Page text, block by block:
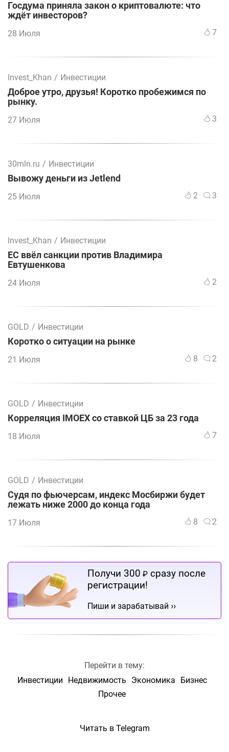
Госдума приняла закон о криптовалюте: что
ждёт инвесторов?
28 Июля 7
Invest_Khan / Инвестиции
Доброе утро, друзья! Коротко пробежимся по
рынку.
27 Июля 3
30mln.ru / Инвестиции
Вывожу деньги из Jetlend
25 Июля 2 3
Invest_Khan / Инвестиции
ЕС ввёл санкции против Владимира
Евтушенкова
24 Июля 2
GOLD / Инвестиции
Коротко о ситуации на рынке
21 Июля 8 2
GOLD / Инвестиции
Корреляция IMOEX со ставкой ЦБ за 23 года
18 Июля 7
GOLD / Инвестиции
Судя по фьючерсам, индекс Мосбиржи будет
лежать ниже 2000 до конца года
17 Июля 8 2
Получи 300 ₽ сразу после
регистрации!
Пиши и зарабатывай ››
Перейти в тему:
Инвестиции
Недвижимость Экономика
Бизнес
Прочее
Читать в Telegram